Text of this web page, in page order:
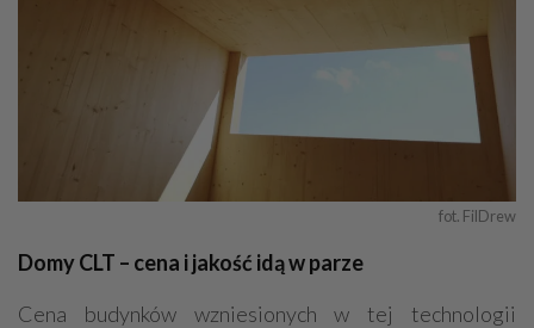
fot. FilDrew
Domy CLT – cena i jakość idą w parze
Cena budynków wzniesionych w tej technologii